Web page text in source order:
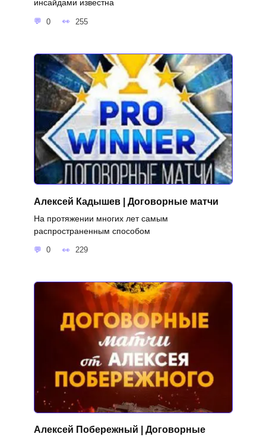
инсайдами известна
0 255
Алексей Кадышев | Договорные матчи
На протяжении многих лет самым
распространенным способом
0 229
Алексей Побережный | Договорные